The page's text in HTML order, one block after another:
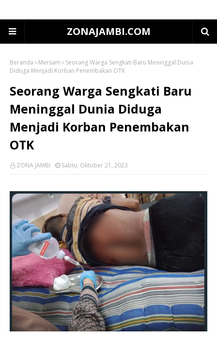
ZONAJAMBI.COM
Beranda Mersam
Seorang Warga Sengkati Baru Meninggal Dunia
Diduga Menjadi Korban Penembakan OTK
Seorang Warga Sengkati Baru
Meninggal Dunia Diduga
Menjadi Korban Penembakan
OTK
ZONA JAMBI Sabtu, Oktober 21, 2023